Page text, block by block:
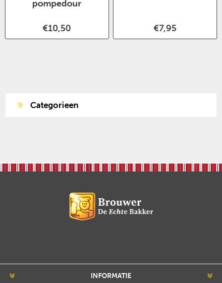
pompedour
€10,50 €7,95
Categorieen
INFORMATIE